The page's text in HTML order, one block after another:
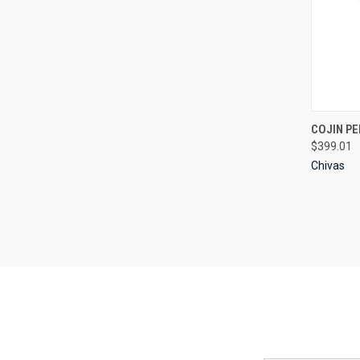
COJIN
$399.01
Chivas